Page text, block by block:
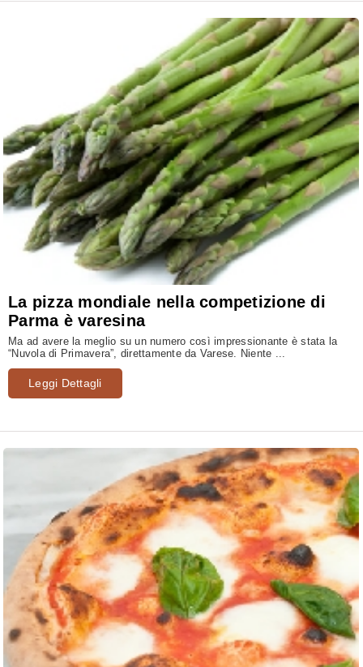
La pizza mondiale nella competizione di
Parma è varesina
Ma ad avere la meglio su un numero così impressionante è stata la
“Nuvola di Primavera”, direttamente da Varese. Niente ...
Leggi Dettagli